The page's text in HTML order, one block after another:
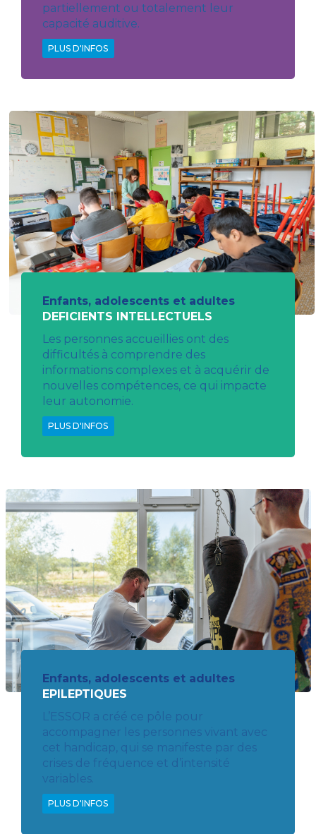
partiellement ou totalement leur
capacité auditive.
PLUS D'INFOS
Enfants, adolescents et adultes
DEFICIENTS INTELLECTUELS
Les personnes accueillies ont des
difficultés à comprendre des
informations complexes et à acquérir de
nouvelles compétences, ce qui impacte
leur autonomie.
PLUS D'INFOS
Enfants, adolescents et adultes
EPILEPTIQUES
L’ESSOR a créé ce pôle pour
accompagner les personnes vivant avec
cet handicap, qui se manifeste par des
crises de fréquence et d’intensité
variables.
PLUS D'INFOS